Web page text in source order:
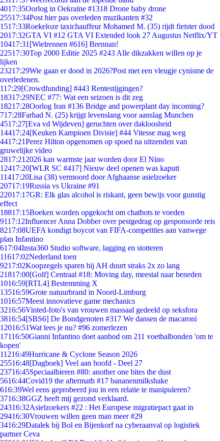
4017:35Oorlog in Oekraïne #1318 Drone baby drone
25517:34Post hier pas overleden muzikanten #32
1517:33Roekeloze taxichauffeur Mohamed M. (35) rijdt fietster dood
2017:32GTA VI #12 GTA VI Extended look 27 Augustus Netflix/YT
10417:31 [Wielrennen #616] Brennan!
22517:30Top 2000 Editie 2025 #243 Alle dikzakken willen op je
lijken
23217:29Wie gaan er dood in 2026?Post met een vleugje cynisme de
overledenen.
117:29[Crowdfunding] #443 Rentestijgingen?
18317:29NEC #77: Wat een seizoen is dit zeg
18217:28Oorlog Iran #136 Bridge and powerplant day incoming?
717:28Farhad N. (25) krijgt levenslang voor aanslag Munchen
4517:27[Eva vd Wijdeven] geruchten over dakloosheid
14417:24[Keuken Kampioen Divisie] #44 Vitesse mag weg
4417:21Perez Hilton opgenomen op spoed na uitzenden van
gruwelijke video
2817:21 2026 kan warmste jaar worden door El Nino
12417:20[WLR SC #417] Nieuw deel openen was kaputt
11417:20Lisa (38) vermoord door Afghaanse asielzoeker
20717:19Russia vs Ukraine #91
22017:17GR: Elk glas alcohol is riskant, geen bewijs voor gunstig
effect
18817:15Boeken worden opgekocht om chatbots te voeden
9117:12Influencer Anna Dobber over pestgedrag op gesponsorde reis
8217:08UEFA kondigt boycot van FIFA-competities aan vanwege
plan Infantino
617:04Insta360 Studio software, lagging en stotteren
11617:02Nederland toen
9217:02Koopzegels sparen bij AH duurt straks 2x zo lang
21817:00[Golf] Centraal #18: Moving day, meestal naar beneden
1016:59[RTL4] Bestemming X
13516:59Grote natuurbrand in Noord-Limburg
1016:57Meest innovatieve game mechanics
3216:56Vinted-foto's van vrouwen massaal gedeeld op seksfora
3816:54[SBS6] De Bondgenoten #317 We dansen de macaroni
12016:51Wat lees je nu? #96 zomerlezen
17116:50Gianni Infantino doet aanbod om 211 voetbalbonden 'om te
kopen'
11216:49Hurricane & Cyclone Season 2026
25516:48[Dagboek] Veel aan hoofd - Deel 27
23716:45Speciaalbieren #80: another one bites the dust
5616:44Covid19 the aftermath #17 bananenmilkshake
616:39Wel eens geprobeerd jou in een relatie te manipuleren?
3716:38GGZ heeft mij gezond verklaard.
24316:32Asielzoekers #22 : Het Europese migratiepact gaat in
29416:30Vrouwen willen geen man meer #29
3416:29Datalek bij Bol en Bijenkorf na cyberaanval op logistiek
partner Ceva